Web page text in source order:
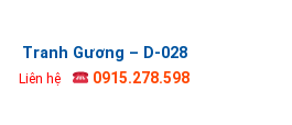
Tranh Gương – D-028
Liên hệ 0915.278.598